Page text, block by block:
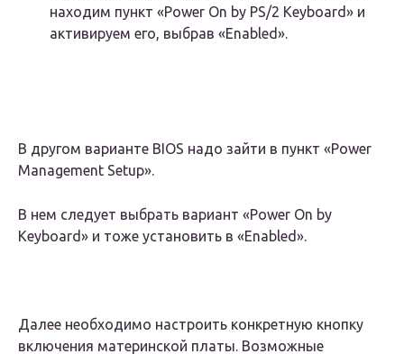
находим пункт «Power On by PS/2 Keyboard» и
активируем его, выбрав «Enabled».
В другом варианте BIOS надо зайти в пункт «Power
Management Setup».
В нем следует выбрать вариант «Power On by
Keyboard» и тоже установить в «Enabled».
Далее необходимо настроить конкретную кнопку
включения материнской платы. Возможные